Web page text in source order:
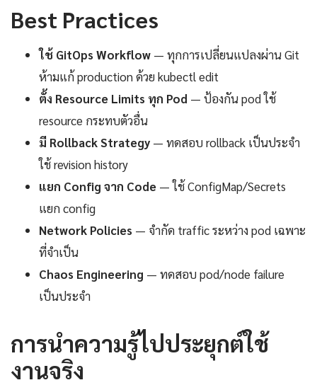
Best Practices
ใช้ GitOps Workflow — ทุกการเปลี่ยนแปลงผ่าน Git
ห้ามแก้ production ด้วย kubectl edit
ตั้ง Resource Limits ทุก Pod — ป้องกัน pod ใช้
resource กระทบตัวอื่น
มี Rollback Strategy — ทดสอบ rollback เป็นประจำ
ใช้ revision history
แยก Config จาก Code — ใช้ ConfigMap/Secrets
แยก config
Network Policies — จำกัด traffic ระหว่าง pod เฉพาะ
ที่จำเป็น
Chaos Engineering — ทดสอบ pod/node failure
เป็นประจำ
การนำความรู้ไปประยุกต์ใช้
งานจริง